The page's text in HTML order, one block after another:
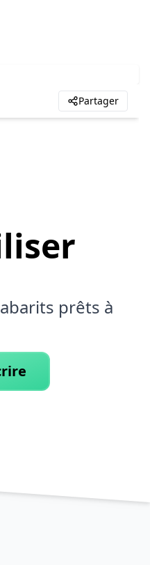
Partager
prêts à